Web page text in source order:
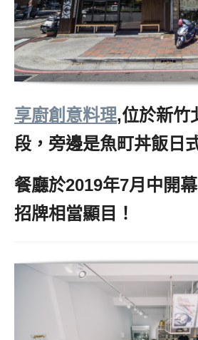
享廚創意料理,位於新竹
段，旁邊是魚町丼飯日
餐廳於2019年7月中開
招牌相當顯目！